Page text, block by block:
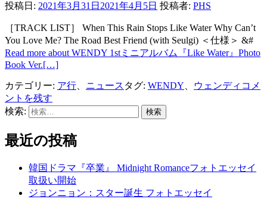
投稿日: 2021年3月31日 2021年4月5日 投稿者: PHS
［TRACK LIST］ When This Rain Stops Like Water Why Can’t
You Love Me? The Road Best Friend (with Seulgi) ＜仕様＞ &#
Read more about WENDY 1stミニアルバム『Like Water』Photo
Book Ver.[…]
カテゴリー: ア行 ニュース タグ: WENDY ウェンディ コメ
ントを残す
検索:
最近の投稿
韓国ドラマ『卒業』 Midnight Romanceフォトエッセイ
取扱い開始
ジョンニョン：スター誕生 フォトエッセイ